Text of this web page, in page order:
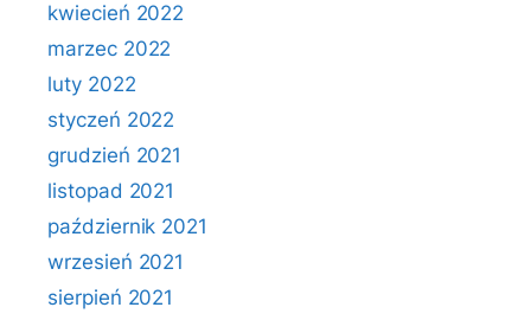
kwiecień 2022
marzec 2022
luty 2022
styczeń 2022
grudzień 2021
listopad 2021
październik 2021
wrzesień 2021
sierpień 2021